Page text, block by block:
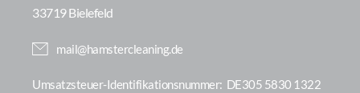
33719 Bielefeld
mail@hamstercleaning.de
Umsatzsteuer-Identifikationsnummer: DE305 5830 1322